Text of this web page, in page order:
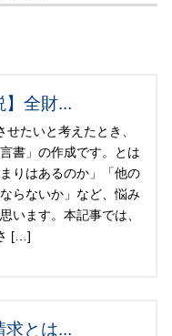
】全財...
たいと考えたとき、
書」の作成です。とは
りはあるのか」「他の
らないか」など、悩み
います。本記事では、
[…]
求とは...